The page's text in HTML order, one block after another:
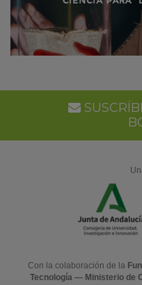
Con la colaboración de la
Tecnología — Ministerio de